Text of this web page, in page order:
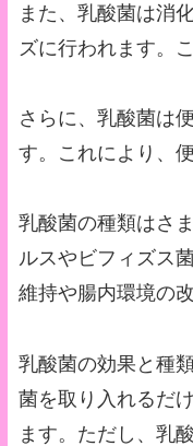
また、乳酸菌は消
ズに行われます。
さらに、乳酸菌は
す。これにより、
乳酸菌の種類はさ
ルスやビフィズス
維持や腸内環境の
乳酸菌の効果と種
菌を取り入れるだ
ます。ただし、乳